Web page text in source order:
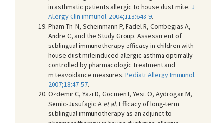
in asthmatic patients allergic to house dust mite. J
Allergy Clin Immunol. 2004;113:643-9.
Pham-Thi N, Scheinmann P, Fadel R, Combegias A,
Andre C, and the Study Group. Assessment of
sublingual immunotherapy efficacy in children with
house dust miteinduced allergic asthma optimally
controlled by pharmacologic treatment and
miteavoidance measures. Pediatr Allergy Immunol.
2007;18:47-57.
Ozdemir C, Yazi D, Gocmen I, Yesil O, Aydrogan M,
Semic-Jusufagic A et al.Efficacy of long-term
sublingual immunotherapy as an adjunct to